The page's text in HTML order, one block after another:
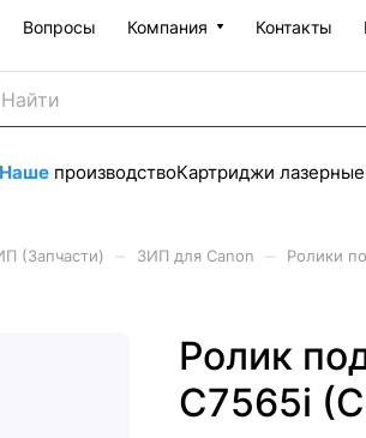
Вопросы Компания Контакты
Наше производствоКартриджи лазерные
(Запчасти) ЗИП для Canon Ролики
Ролик
C7565i